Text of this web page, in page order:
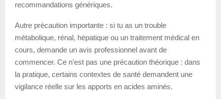
recommandations génériques.
Autre précaution importante : si tu as un trouble
métabolique, rénal, hépatique ou un traitement médical en
cours, demande un avis professionnel avant de
commencer. Ce n’est pas une précaution théorique : dans
la pratique, certains contextes de santé demandent une
vigilance réelle sur les apports en acides aminés.